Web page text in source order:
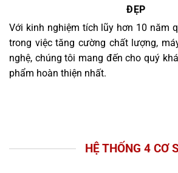
ĐẸP
Với kinh nghiệm tích lũy hơn 10 năm
trong việc tăng cường chất lượng,
nghệ, chúng tôi mang đến cho quý
phẩm hoàn thiện nhất.
HỆ THỐNG 4 CƠ